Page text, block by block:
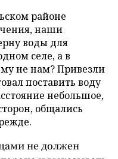
районе
наши
воды для
селе, а в
не нам? Привезли
поставить воду
небольшое,
общались
не должен